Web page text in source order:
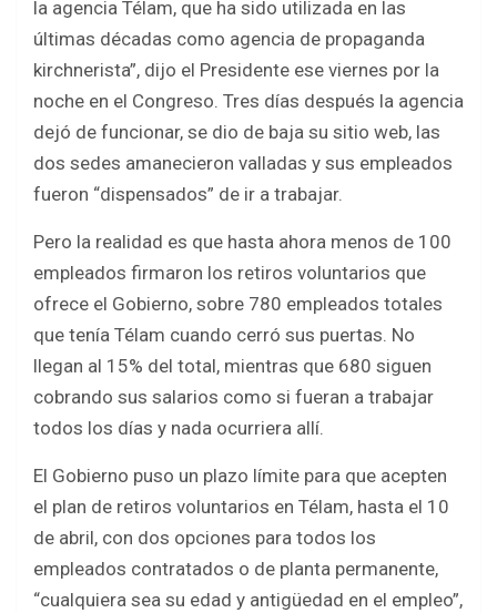
la agencia Télam, que ha sido utilizada en las
últimas décadas como agencia de propaganda
kirchnerista”, dijo el Presidente ese viernes por la
noche en el Congreso. Tres días después la agencia
dejó de funcionar, se dio de baja su sitio web, las
dos sedes amanecieron valladas y sus empleados
fueron “dispensados” de ir a trabajar.
Pero la realidad es que hasta ahora menos de 100
empleados firmaron los retiros voluntarios que
ofrece el Gobierno, sobre 780 empleados totales
que tenía Télam cuando cerró sus puertas. No
llegan al 15% del total, mientras que 680 siguen
cobrando sus salarios como si fueran a trabajar
todos los días y nada ocurriera allí.
El Gobierno puso un plazo límite para que acepten
el plan de retiros voluntarios en Télam, hasta el 10
de abril, con dos opciones para todos los
empleados contratados o de planta permanente,
“cualquiera sea su edad y antigüedad en el empleo”,